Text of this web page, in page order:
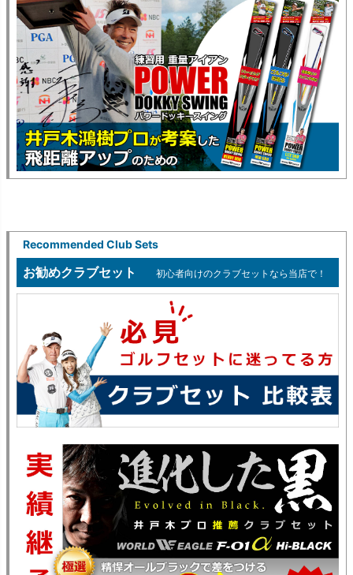
Recommended Club Sets
お勧めクラブセット 初心者向けのクラブセットなら当店で！